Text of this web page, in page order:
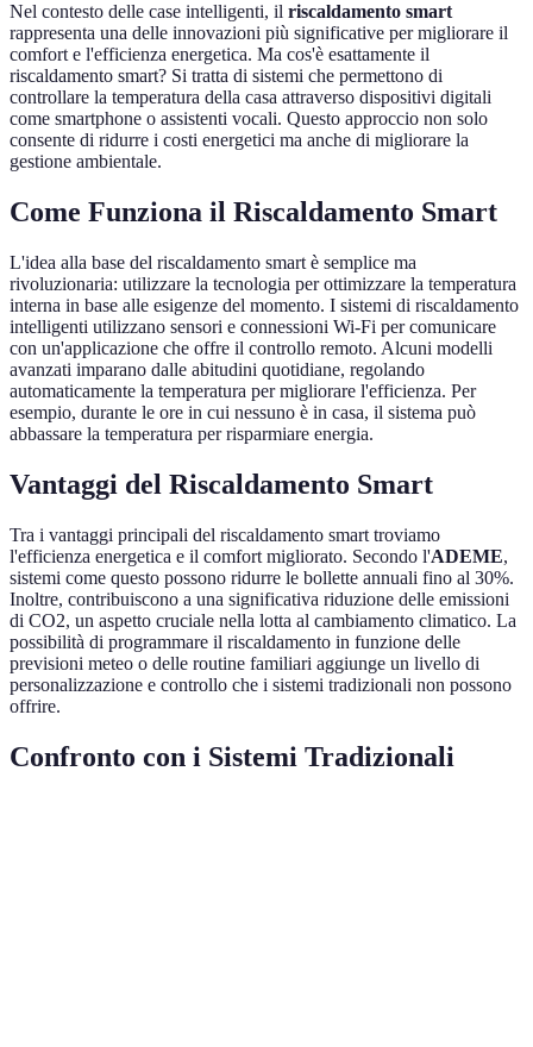
Nel contesto delle case intelligenti, il riscaldamento smart
rappresenta una delle innovazioni più significative per migliorare il
comfort e l'efficienza energetica. Ma cos'è esattamente il
riscaldamento smart? Si tratta di sistemi che permettono di
controllare la temperatura della casa attraverso dispositivi digitali
come smartphone o assistenti vocali. Questo approccio non solo
consente di ridurre i costi energetici ma anche di migliorare la
gestione ambientale.
Come Funziona il Riscaldamento Smart
L'idea alla base del riscaldamento smart è semplice ma
rivoluzionaria: utilizzare la tecnologia per ottimizzare la temperatura
interna in base alle esigenze del momento. I sistemi di riscaldamento
intelligenti utilizzano sensori e connessioni Wi-Fi per comunicare
con un'applicazione che offre il controllo remoto. Alcuni modelli
avanzati imparano dalle abitudini quotidiane, regolando
automaticamente la temperatura per migliorare l'efficienza. Per
esempio, durante le ore in cui nessuno è in casa, il sistema può
abbassare la temperatura per risparmiare energia.
Vantaggi del Riscaldamento Smart
Tra i vantaggi principali del riscaldamento smart troviamo
l'efficienza energetica e il comfort migliorato. Secondo l'ADEME,
sistemi come questo possono ridurre le bollette annuali fino al 30%.
Inoltre, contribuiscono a una significativa riduzione delle emissioni
di CO2, un aspetto cruciale nella lotta al cambiamento climatico. La
possibilità di programmare il riscaldamento in funzione delle
previsioni meteo o delle routine familiari aggiunge un livello di
personalizzazione e controllo che i sistemi tradizionali non possono
offrire.
Confronto con i Sistemi Tradizionali